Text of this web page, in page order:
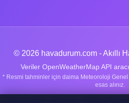
© 2026 havadurum.com - Akıllı
Veriler OpenWeatherMap API
* Resmi tahminler için daima Meteoroloji
esas alınız.